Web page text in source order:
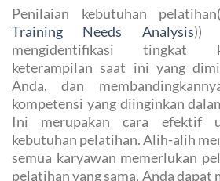
Penilaian kebutuhan
Training Needs Analysis))
mengidentifikasi tingkat
keterampilan saat ini yang
Anda, dan
kompetensi yang diinginkan
Ini merupakan cara efektif
kebutuhan pelatihan. Alih-alih
semua karyawan memerlukan
pelatihan yang sama, Anda dapat